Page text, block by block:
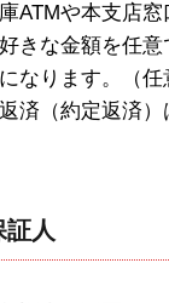
ATMや本支店
きな金額を任意
なります。（任
済（約定返済
人